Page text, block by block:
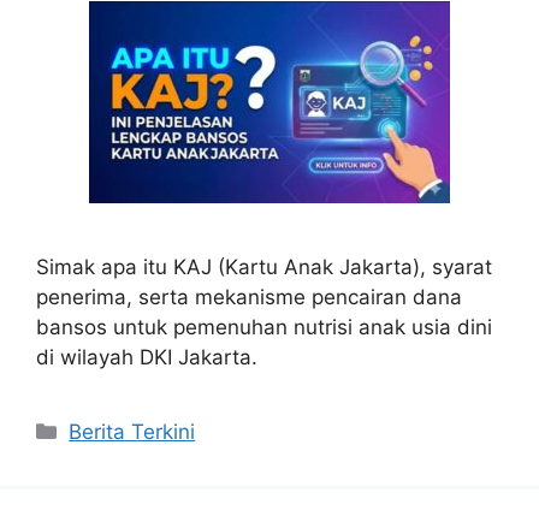
Simak apa itu KAJ (Kartu Anak Jakarta), syarat
penerima, serta mekanisme pencairan dana
bansos untuk pemenuhan nutrisi anak usia dini
di wilayah DKI Jakarta.
Categories
Berita Terkini